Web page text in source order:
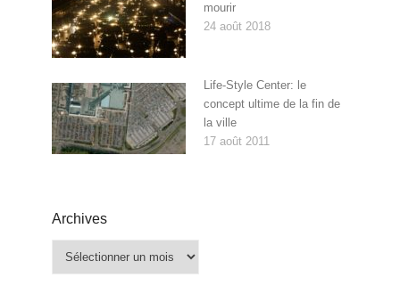
mourir
24 août 2018
Life-Style Center: le
concept ultime de la fin de
la ville
17 août 2011
Archives